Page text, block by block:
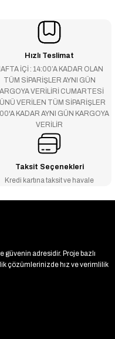
Hızlı Teslimat
İÇİ : 14:00’A KADAR OLAN
TÜM SİPARİŞLER AYNI GÜN
VERİLİRİ CUMARTESİ
VERİLEN TÜM SİPARİŞLER
KADAR AYNI GÜN KARGOYA
VERİLİR
Taksit Seçenekleri
Kredi kartına taksit ve havale
güvenin adresidir. Proje bazlı
çözümlerinizde hız ve verimlilik